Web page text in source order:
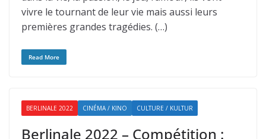
vivre le tournant de leur vie mais aussi leurs
premières grandes tragédies. (…)
Read More
BERLINALE 2022 CINÉMA / KINO CULTURE / KULTUR
Berlinale 2022 – Compétition :